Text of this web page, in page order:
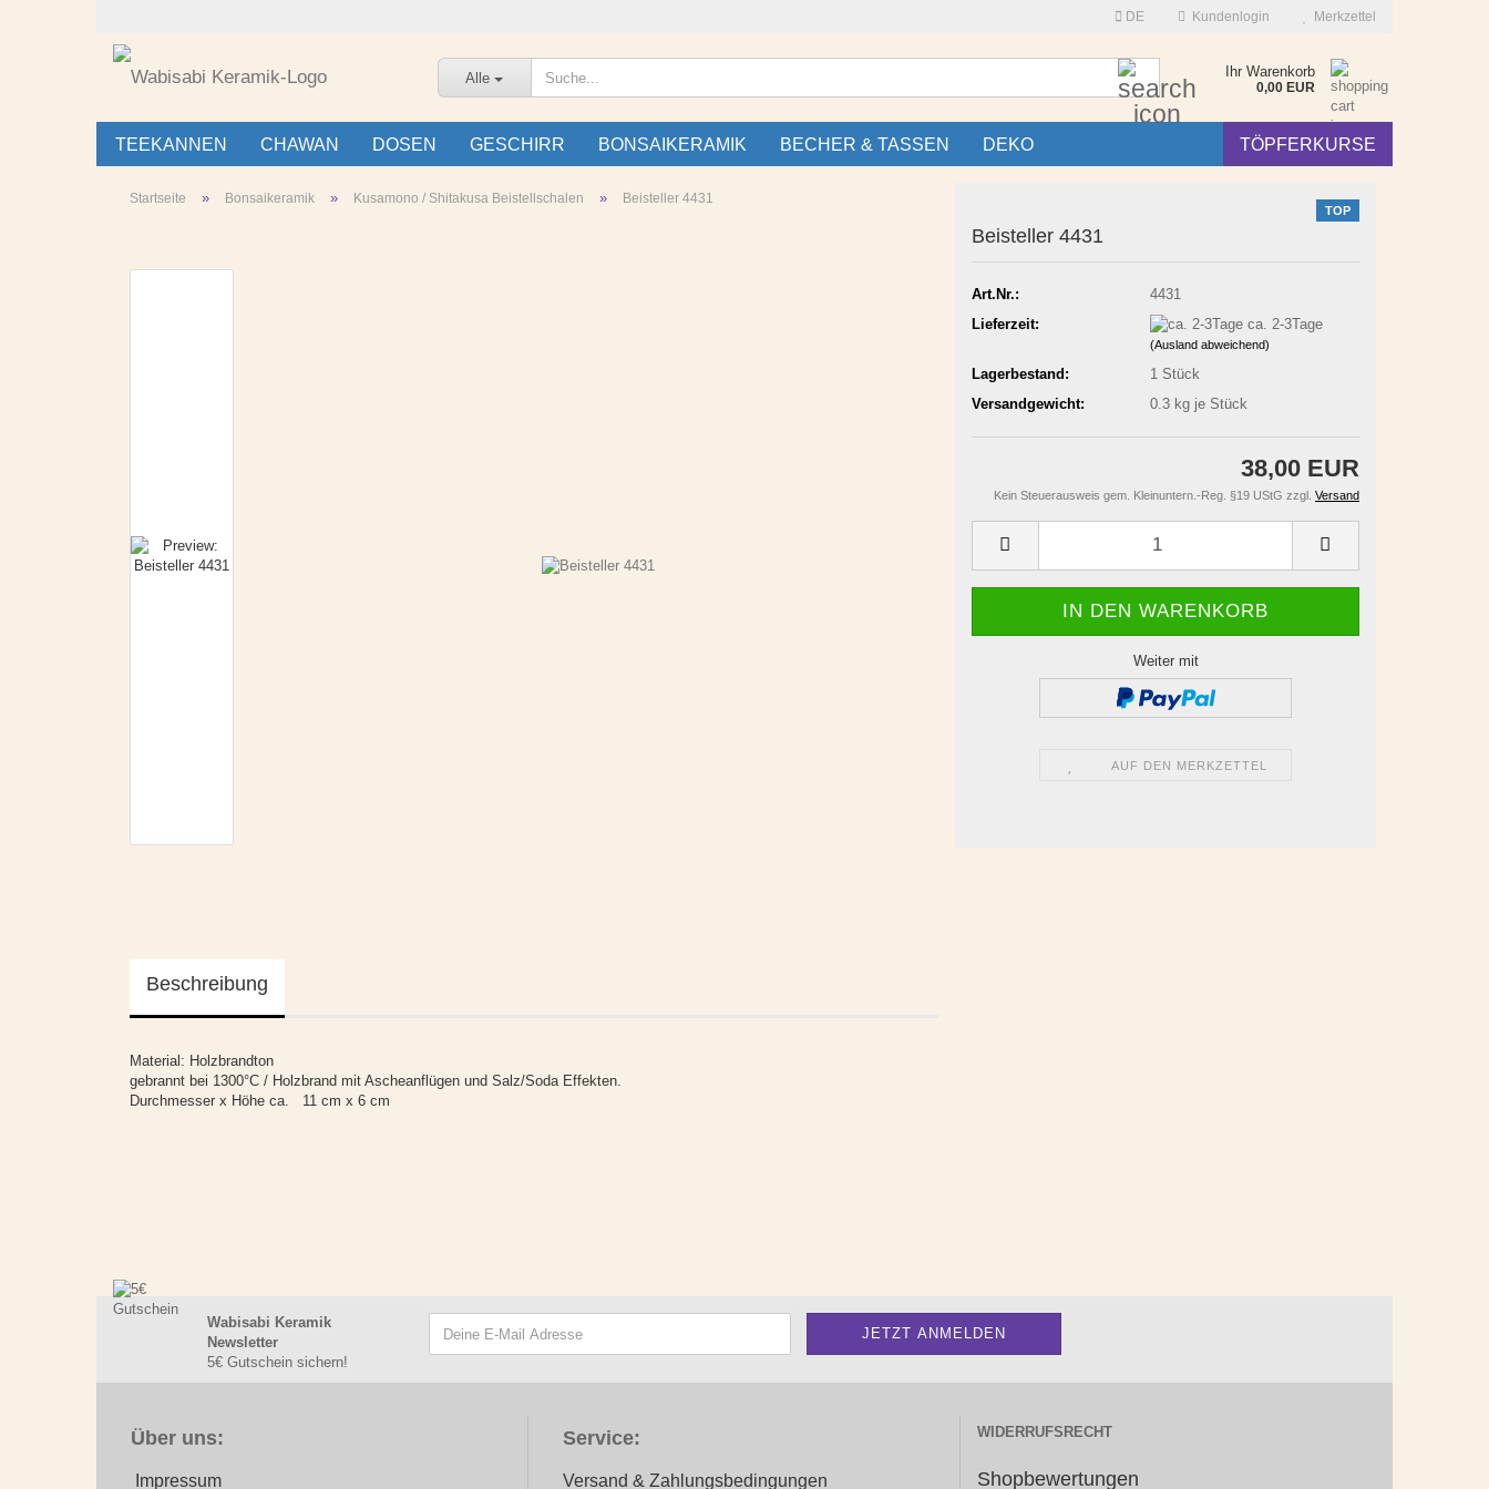
DE Kundenlogin Merkzettel
Alle Ihr Warenkorb
0,00 EUR
TEEKANNEN CHAWAN DOSEN GESCHIRR BONSAIKERAMIK BECHER & TASSEN DEKO TÖPFERKURSE
Startseite » Bonsaikeramik » Kusamono / Shitakusa Beistellschalen » Beisteller 4431
TOP
Beisteller 4431
Art.Nr.:
4431
Lieferzeit:
ca. 2-3Tage
(Ausland abweichend)
Lagerbestand: 1 Stück
Versandgewicht:
0.3kg je Stück
38,00 EUR
Kein Steuerausweis gem. Kleinuntern.-Reg. §19 UStG zzgl. Versand
Weiter mit
AUF DEN MERKZETTEL
Beschreibung
Material: Holzbrandton
gebrannt bei 1300°C / Holzbrand mit Ascheanflügen und Salz/Soda Effekten.
Durchmesser x Höhe ca. 11 cm x 6 cm
Wabisabi Keramik
Newsletter
5€ Gutschein sichern!
Über uns:
Impressum
Service:
Versand & Zahlungsbedingungen
WIDERRUFSRECHT
Shopbewertungen